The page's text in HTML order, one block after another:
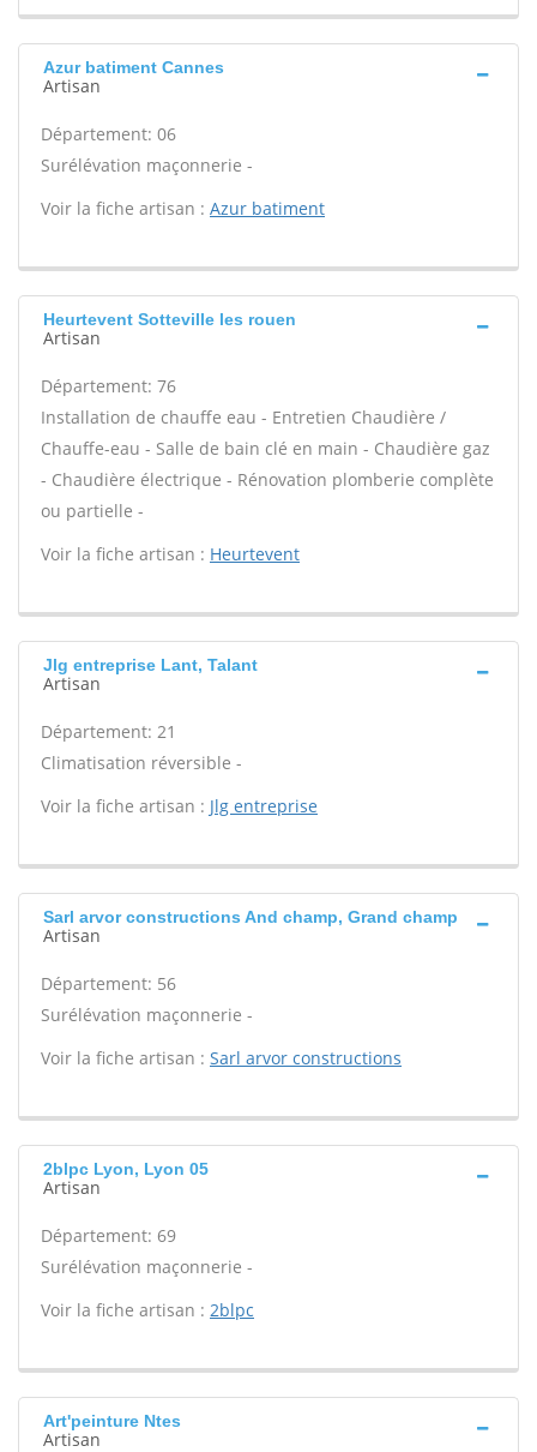
Azur batiment Cannes
Artisan
Département: 06
Surélévation maçonnerie -
Voir la fiche artisan : Azur batiment
Heurtevent Sotteville les rouen
Artisan
Département: 76
Installation de chauffe eau - Entretien Chaudière /
Chauffe-eau - Salle de bain clé en main - Chaudière gaz
- Chaudière électrique - Rénovation plomberie complète
ou partielle -
Voir la fiche artisan : Heurtevent
Jlg entreprise Lant, Talant
Artisan
Département: 21
Climatisation réversible -
Voir la fiche artisan : Jlg entreprise
Sarl arvor constructions And champ, Grand champ
Artisan
Département: 56
Surélévation maçonnerie -
Voir la fiche artisan : Sarl arvor constructions
2blpc Lyon, Lyon 05
Artisan
Département: 69
Surélévation maçonnerie -
Voir la fiche artisan : 2blpc
Art'peinture Ntes
Artisan